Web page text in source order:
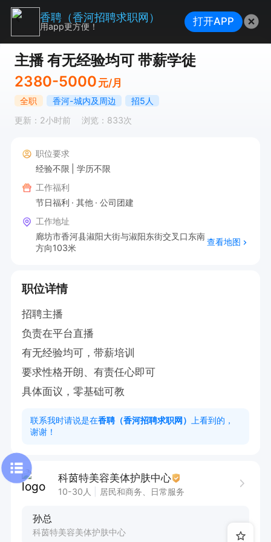
主播 有无经验均可 带薪学徒
2380-5000 元/月
全职 香河-城内及周边
招5人
更新：2小时前
浏览：833次
职位要求
经验不限
学历不限
工作福利
节日福利
其他
公司团建
工作地址
廊坊市香河县淑阳大街与淑阳东街交叉口东南
方向103米
查看地图
职位详情
招聘主播
负责在平台直播
有无经验均可，带薪培训
要求性格开朗、有责任心即可
具体面议，零基础可教
联系我时请说是在香聘（香河招聘求职网）
上看到的，
谢谢！
科茵特美容美体护肤中心
10-30人 居民和商务、日常服务
孙总
科茵特美容美体护肤中心
香聘（香河招聘求职网）
用app更方便！ 打开APP